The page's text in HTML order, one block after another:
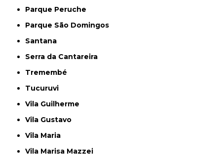
Parque Peruche
Parque São Domingos
Santana
Serra da Cantareira
Tremembé
Tucuruvi
Vila Guilherme
Vila Gustavo
Vila Maria
Vila Marisa Mazzei